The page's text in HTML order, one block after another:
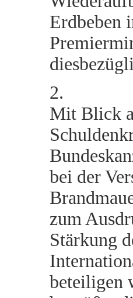
Erdbeben
2.
Mit Blick
bei der
zum
Stärkung
beteiligen